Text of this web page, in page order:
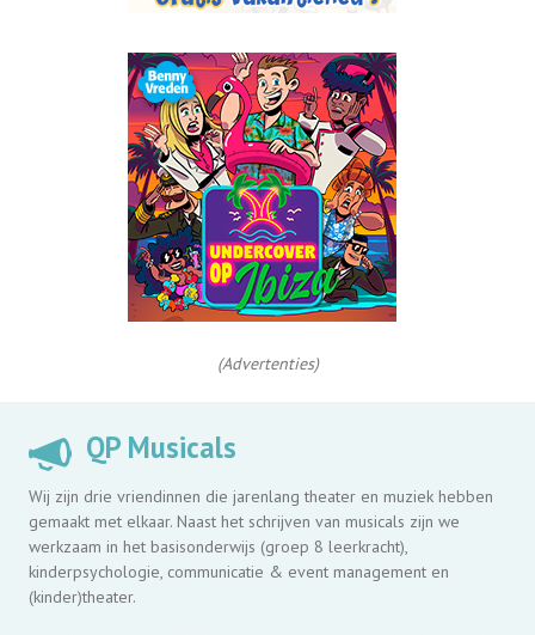
(Advertenties)
QP Musicals
Wij zijn drie vriendinnen die jarenlang theater en muziek hebben
gemaakt met elkaar. Naast het schrijven van musicals zijn we
werkzaam in het basisonderwijs (groep 8 leerkracht),
kinderpsychologie, communicatie & event management en
(kinder)theater.